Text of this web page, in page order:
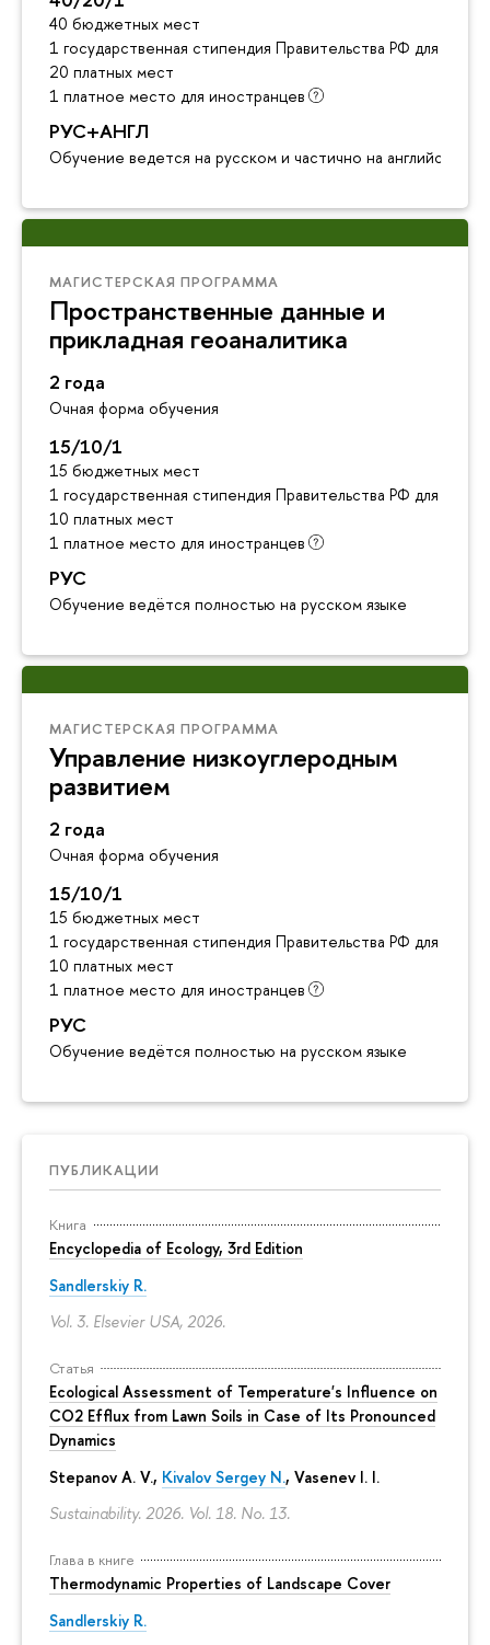
40 бюджетных мест
1 государственная стипендия Правительства РФ для
20 платных мест
1 платное место для иностранцев
РУС+АНГЛ
Обучение ведется на русском и частично на английском
МАГИСТЕРСКАЯ ПРОГРАММА
Пространственные данные и
прикладная геоаналитика
2 года
Очная форма обучения
15/10/1
15 бюджетных мест
1 государственная стипендия Правительства РФ для
10 платных мест
1 платное место для иностранцев
РУС
Обучение ведётся полностью на русском языке
МАГИСТЕРСКАЯ ПРОГРАММА
Управление низкоуглеродным
развитием
2 года
Очная форма обучения
15/10/1
15 бюджетных мест
1 государственная стипендия Правительства РФ для
10 платных мест
1 платное место для иностранцев
РУС
Обучение ведётся полностью на русском языке
ПУБЛИКАЦИИ
Книга
Encyclopedia of Ecology, 3rd Edition
Sandlerskiy R.
Vol. 3. Elsevier USA, 2026.
Статья
Ecological Assessment of Temperature's Influence on
CO2 Efflux from Lawn Soils in Case of Its Pronounced
Dynamics
Stepanov A. V., Kivalov Sergey N., Vasenev I. I.
Sustainability. 2026. Vol. 18. No. 13.
Глава в книге
Thermodynamic Properties of Landscape Cover
Sandlerskiy R.